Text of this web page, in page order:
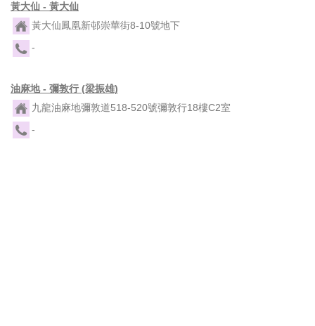
黃大仙 - 黃大仙
黃大仙鳳凰新邨崇華街8-10號地下
-
油麻地 - 彌敦行 (梁振雄)
九龍油麻地彌敦道518-520號彌敦行18樓C2室
-